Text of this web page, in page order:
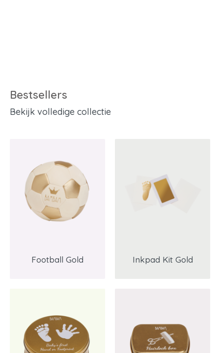
Bestsellers
Bekijk volledige collectie
Football Gold Inkpad Kit Gold